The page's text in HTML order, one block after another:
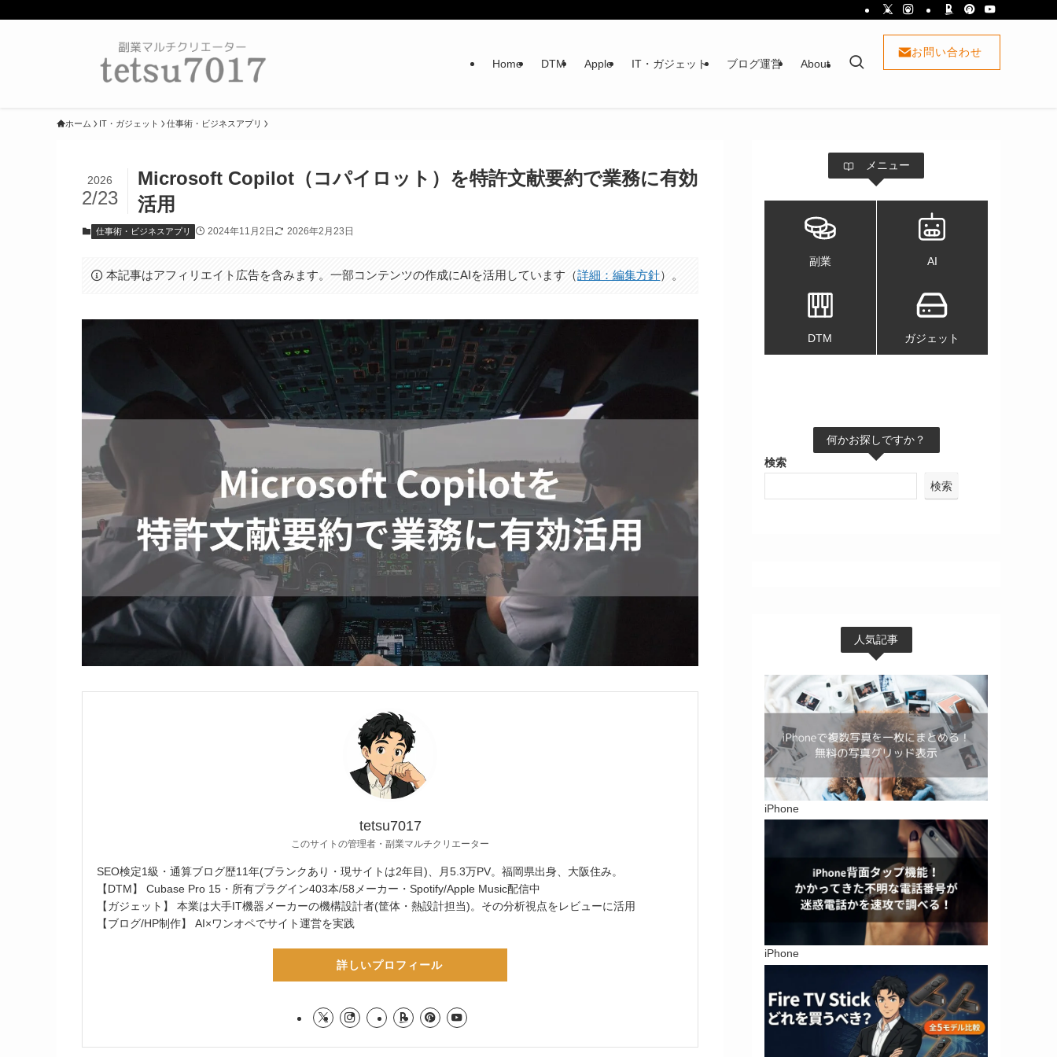
Home DTM Apple IT・ガジェット ブログ運営 About
お問い合わせ
ホーム IT・ガジェット 仕事術・ビジネスアプリ
Microsoft Copilot（コパイロット）を特許文献要約で業務に有効
活用
2026
2/23
仕事術・ビジネスアプリ 2024年11月2日 2026年2月23日
本記事はアフィリエイト広告を含みます。一部コンテンツの作成にAIを活用しています（詳細：編集方針）。
tetsu7017
このサイトの管理者・副業マルチクリエーター
SEO検定1級・通算ブログ歴11年(ブランクあり・現サイトは2年目)、月5.3万PV。福岡県出身、大阪住み。
【DTM】 Cubase Pro 15・所有プラグイン403本/58メーカー・Spotify/Apple Music配信中
【ガジェット】 本業は大手IT機器メーカーの機構設計者(筐体・熱設計担当)。その分析視点をレビューに活用
【ブログ/HP制作】 AI×ワンオペでサイト運営を実践
詳しいプロフィール
メニュー
副業 AI
DTM ガジェット
何かお探しですか？
検索
検索
人気記事
iPhone
iPhone